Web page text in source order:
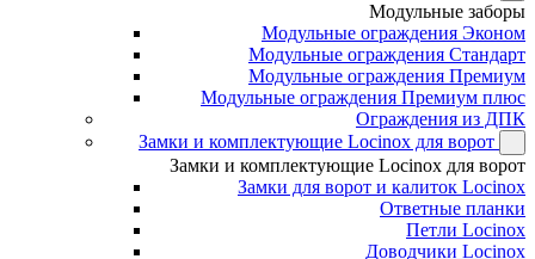
Модульные заборы
Модульные ограждения Эконом
Модульные ограждения Стандарт
Модульные ограждения Премиум
Модульные ограждения Премиум плюс
Ограждения из ДПК
Замки и комплектующие Locinox для ворот
Замки и комплектующие Locinox для ворот
Замки для ворот и калиток Locinox
Ответные планки
Петли Locinox
Доводчики Locinox